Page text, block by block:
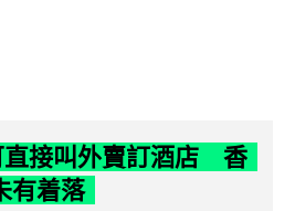
直接叫外賣訂酒店 香
有着落